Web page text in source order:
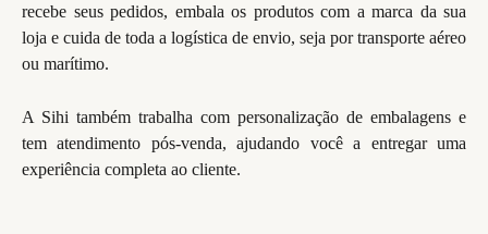
recebe seus pedidos, embala os produtos com a marca da sua
loja e cuida de toda a logística de envio, seja por transporte aéreo
ou marítimo.
A Sihi também trabalha com personalização de embalagens e
tem atendimento pós-venda, ajudando você a entregar uma
experiência completa ao cliente.